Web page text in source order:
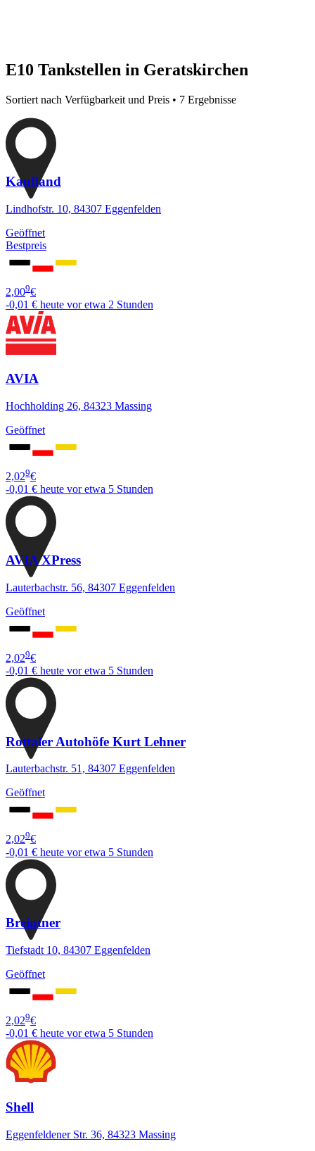
E10 Tankstellen in Geratskirchen
Sortiert nach Verfügbarkeit und Preis • 7 Ergebnisse
Kaufland
Lindhofstr. 10, 84307 Eggenfelden
Geöffnet
Bestpreis
2,009€
-0,01 € heute vor etwa 2 Stunden
AVIA
Hochholding 26, 84323 Massing
Geöffnet
2,029€
-0,01 € heute vor etwa 5 Stunden
AVIA XPress
Lauterbachstr. 56, 84307 Eggenfelden
Geöffnet
2,029€
-0,01 € heute vor etwa 5 Stunden
Rottaler Autohöfe Kurt Lehner
Lauterbachstr. 51, 84307 Eggenfelden
Geöffnet
2,029€
-0,01 € heute vor etwa 5 Stunden
Breintner
Tiefstadt 10, 84307 Eggenfelden
Geöffnet
2,029€
-0,01 € heute vor etwa 5 Stunden
Shell
Eggenfeldener Str. 36, 84323 Massing